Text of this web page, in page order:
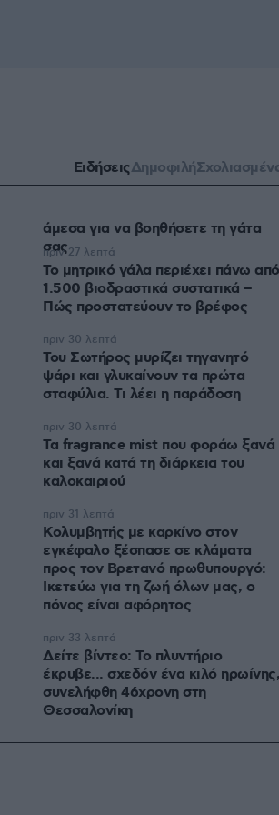
ΕιδήσειςΔημοφιλή
άμεσα για να βοηθήσετε τη γάτα
σας
Το μητρικό γάλα περιέχει πάνω από
1.500 βιοδραστικά συστατικά –
Πώς προστατεύουν το βρέφος
πριν 27 λεπτά
Του Σωτήρος μυρίζει τηγανητό
ψάρι και γλυκαίνουν τα πρώτα
σταφύλια. Τι λέει η παράδοση
πριν 30 λεπτά
Τα fragrance mist που φοράω ξανά
και ξανά κατά τη διάρκεια του
καλοκαιριού
πριν 30 λεπτά
Κολυμβητής με καρκίνο στον
εγκέφαλο ξέσπασε σε κλάματα
προς τον Βρετανό πρωθυπουργό:
Ικετεύω για τη ζωή όλων μας, ο
πόνος είναι αφόρητος
πριν 31 λεπτά
Δείτε βίντεο: Το πλυντήριο
έκρυβε... σχεδόν ένα κιλό ηρωίνης,
συνελήφθη 46χρονη στη
Θεσσαλονίκη
πριν 33 λεπτά